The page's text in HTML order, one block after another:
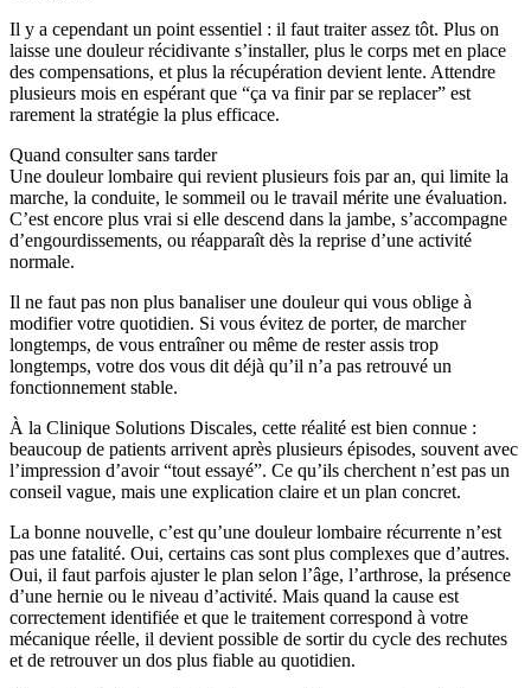
Il y a cependant un point essentiel : il faut traiter assez tôt. Plus on
laisse une douleur récidivante s’installer, plus le corps met en place
des compensations, et plus la récupération devient lente. Attendre
plusieurs mois en espérant que “ça va finir par se replacer” est
rarement la stratégie la plus efficace.
Quand consulter sans tarder
Une douleur lombaire qui revient plusieurs fois par an, qui limite la
marche, la conduite, le sommeil ou le travail mérite une évaluation.
C’est encore plus vrai si elle descend dans la jambe, s’accompagne
d’engourdissements, ou réapparaît dès la reprise d’une activité
normale.
Il ne faut pas non plus banaliser une douleur qui vous oblige à
modifier votre quotidien. Si vous évitez de porter, de marcher
longtemps, de vous entraîner ou même de rester assis trop
longtemps, votre dos vous dit déjà qu’il n’a pas retrouvé un
fonctionnement stable.
À la Clinique Solutions Discales, cette réalité est bien connue :
beaucoup de patients arrivent après plusieurs épisodes, souvent avec
l’impression d’avoir “tout essayé”. Ce qu’ils cherchent n’est pas un
conseil vague, mais une explication claire et un plan concret.
La bonne nouvelle, c’est qu’une douleur lombaire récurrente n’est
pas une fatalité. Oui, certains cas sont plus complexes que d’autres.
Oui, il faut parfois ajuster le plan selon l’âge, l’arthrose, la présence
d’une hernie ou le niveau d’activité. Mais quand la cause est
correctement identifiée et que le traitement correspond à votre
mécanique réelle, il devient possible de sortir du cycle des rechutes
et de retrouver un dos plus fiable au quotidien.